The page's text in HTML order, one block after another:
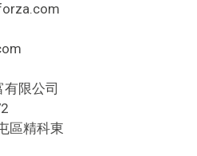
限公司
區精科東